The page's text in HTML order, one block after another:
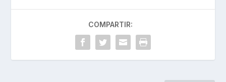
COMPARTIR: